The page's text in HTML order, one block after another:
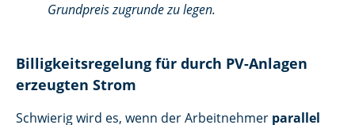
Grundpreis zugrunde zu legen.
Billigkeitsregelung für durch PV-Anlagen
erzeugten Strom
Schwierig wird es, wenn der Arbeitnehmer parallel